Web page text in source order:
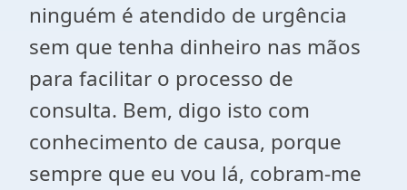
ninguém é atendido de urgência
sem que tenha dinheiro nas mãos
para facilitar o processo de
consulta. Bem, digo isto com
conhecimento de causa, porque
sempre que eu vou lá, cobram-me